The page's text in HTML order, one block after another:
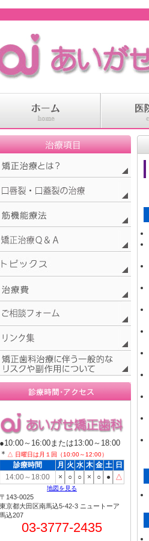
●10:00～16:00または13:00～18:00
＊ △ 日曜日は月１回（10:00～12:00）
診療時間 月 火 水 木 金 土 日
14:00～18:00
× ○ ○ × ○ ● △
地図を見る
〒143-0025
東京都大田区南馬込5-42-3 ニュートーア
馬込207
03-3777-2435